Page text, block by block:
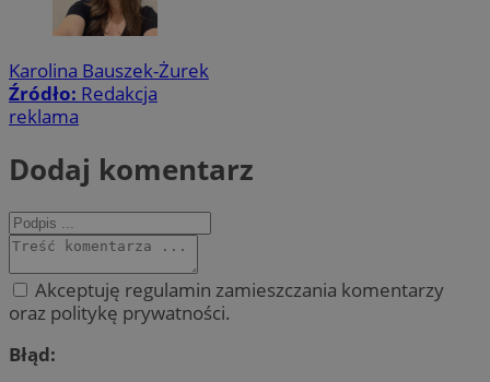
Karolina Bauszek-Żurek
Źródło: Redakcja
reklama
Dodaj komentarz
Akceptuję regulamin zamieszczania komentarzy
oraz politykę prywatności.
Błąd: